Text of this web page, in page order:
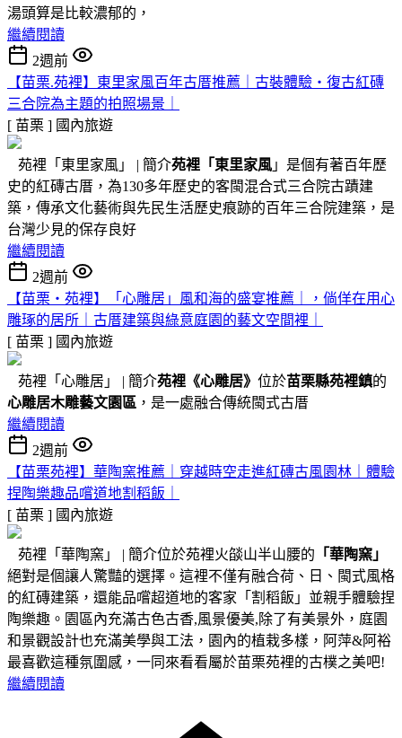
湯頭算是比較濃郁的，
繼續閱讀
2週前
【苗栗.苑裡】東里家風百年古厝推薦｜古裝體驗・復古紅磚
三合院為主題的拍照場景｜
[ 苗栗 ] 國內旅遊
苑裡「東里家風」 | 簡介苑裡「東里家風 」是個有著百年歷
史的紅磚古厝，為130多年歷史的客閩混合式三合院古蹟建
築，傳承文化藝術與先民生活歷史痕跡的百年三合院建築，是
台灣少見的保存良好
繼續閱讀
2週前
【苗栗・苑裡】「心雕居」風和海的盛宴推薦｜，倘佯在用心
雕琢的居所｜古厝建築與綠意庭園的藝文空間裡｜
[ 苗栗 ] 國內旅遊
苑裡「心雕居」 | 簡介苑裡 《心雕居》 位於苗栗縣苑裡鎮的
心雕居木雕藝文園區 ，是一處融合傳統閩式古厝
繼續閱讀
2週前
【苗栗苑裡】華陶窯推薦｜穿越時空走進紅磚古風園林｜體驗
捏陶樂趣品嚐道地割稻飯｜
[ 苗栗 ] 國內旅遊
苑裡「華陶窯」 | 簡介位於苑裡火燄山半山腰的 「華陶窯」
絕對是個讓人驚豔的選擇。這裡不僅有融合荷、日、閩式風格
的紅磚建築，還能品嚐超道地的客家「割稻飯」並親手體驗捏
陶樂趣。園區內充滿古色古香,風景優美,除了有美景外，庭園
和景觀設計也充滿美學與工法，園內的植栽多樣，阿萍&阿裕
最喜歡這種氛圍感，一同來看看屬於苗栗苑裡的古樸之美吧!
繼續閱讀